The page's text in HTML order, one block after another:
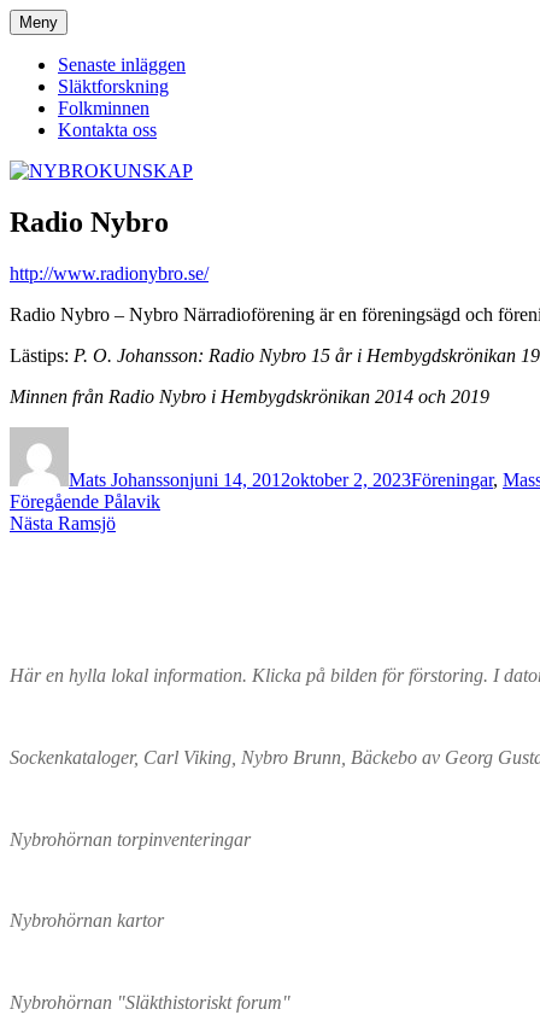
Hoppa
till
innehåll
NYBROKUNSKAP
Meny
Senaste inläggen
Släktforskning
Folkminnen
Kontakta oss
Radio Nybro
http://www.radionybro.se/
Radio Nybro – Nybro Närradioförening är en föreningsägd och
Lästips: P. O. Johansson: Radio Nybro 15 år i Hembygdskrönikan
Minnen från Radio Nybro i Hembygdskrönikan 2014 och 2019
Mats Johanssonjuni 14, 2012oktober 2, 2023Föreningar,
Inläggsnavigering
Föregående Föregående
inlägg:
Pålavik
Nästa Nästa
Ramsjö
Här en hylla lokal information. Klicka på bilden för förstoring. I
Sockenkataloger, Carl Viking, Nybro Brunn, Bäckebo av Georg
Nybrohörnan torpinventeringar
Nybrohörnan kartor
Nybrohörnan "Släkthistoriskt forum"